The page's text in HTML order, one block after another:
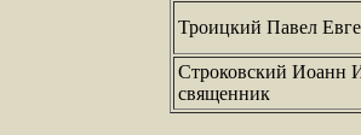
Троицкий Павел
Строковский Иоанн
священник